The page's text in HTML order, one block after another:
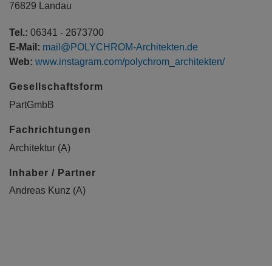
76829 Landau
Tel.: 06341 - 2673700
E-Mail: mail@POLYCHROM-Architekten.de
Web: www.instagram.com/polychrom_architekten/
Gesellschaftsform
PartGmbB
Fachrichtungen
Architektur (A)
Inhaber / Partner
Andreas Kunz (A)